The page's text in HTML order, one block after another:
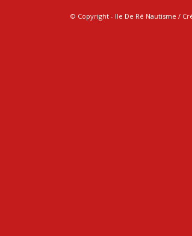
© Copyright - Ile De Ré Nautisme /